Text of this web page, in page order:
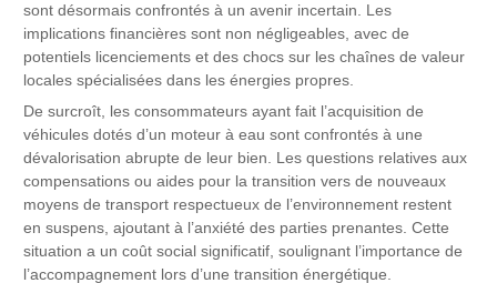
sont désormais confrontés à un avenir incertain. Les
implications financières sont non négligeables, avec de
potentiels licenciements et des chocs sur les chaînes de valeur
locales spécialisées dans les énergies propres.
De surcroît, les consommateurs ayant fait l’acquisition de
véhicules dotés d’un moteur à eau sont confrontés à une
dévalorisation abrupte de leur bien. Les questions relatives aux
compensations ou aides pour la transition vers de nouveaux
moyens de transport respectueux de l’environnement restent
en suspens, ajoutant à l’anxiété des parties prenantes. Cette
situation a un coût social significatif, soulignant l’importance de
l’accompagnement lors d’une transition énergétique.